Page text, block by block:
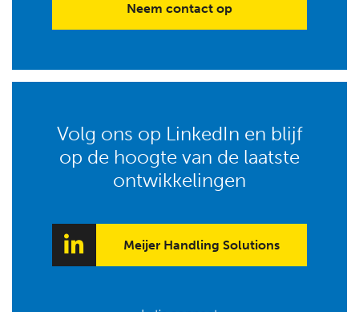
Neem contact op
Volg ons op LinkedIn en blijf
op de hoogte van de laatste
ontwikkelingen
Meijer Handling Solutions